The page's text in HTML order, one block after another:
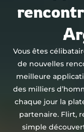
Vous êtes
de nouvelles
meilleure
des milliers
chaque jour la
partenaire. Flirt,
simple